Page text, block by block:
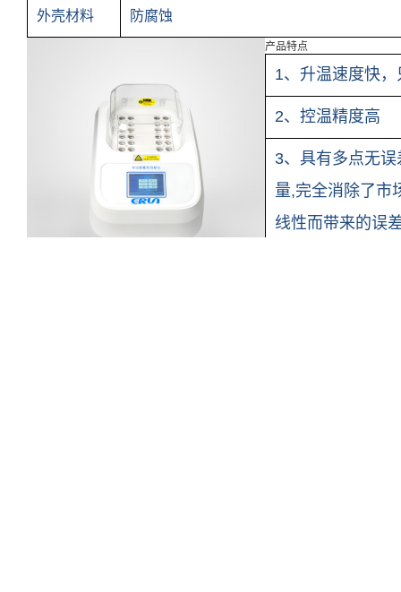
外壳材料 防腐蚀
产品特点
1、升温速度快
2、控温精度高
3、具有多点无
量,完全消除了市
线性而带来的误